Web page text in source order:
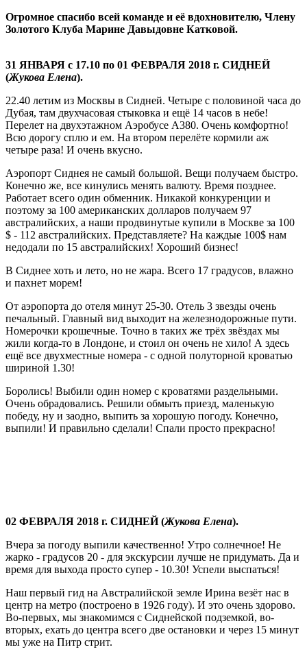
Огромное спасибо всей команде и её вдохновителю, Члену
Золотого Клуба Марине Давыдовне Катковой.
31 ЯНВАРЯ с 17.10 по 01 ФЕВРАЛЯ 2018 г. СИДНЕЙ
(Жукова Елена).
22.40 летим из Москвы в Сидней. Четыре с половиной часа до
Дубая, там двухчасовая стыковка и ещё 14 часов в небе!
Перелет на двухэтажном Аэробусе А380. Очень комфортно!
Всю дорогу сплю и ем. На втором перелёте кормили аж
четыре раза! И очень вкусно.
Аэропорт Сиднея не самый большой. Вещи получаем быстро.
Конечно же, все кинулись менять валюту. Время позднее.
Работает всего один обменник. Никакой конкуренции и
поэтому за 100 американских долларов получаем 97
австралийских, а наши продвинутые купили в Москве за 100
$ - 112 австралийских. Представляете? На каждые 100$ нам
недодали по 15 австралийских! Хороший бизнес!
В Сиднее хоть и лето, но не жара. Всего 17 градусов, влажно
и пахнет морем!
От аэропорта до отеля минут 25-30. Отель 3 звезды очень
печальный. Главный вид выходит на железнодорожные пути.
Номерочки крошечные. Точно в таких же трёх звёздах мы
жили когда-то в Лондоне, и стоил он очень не хило! А здесь
ещё все двухместные номера - с одной полуторной кроватью
шириной 1.30!
Боролись! Выбили один номер с кроватями раздельными.
Очень обрадовались. Решили обмыть приезд, маленькую
победу, ну и заодно, выпить за хорошую погоду. Конечно,
выпили! И правильно сделали! Спали просто прекрасно!
02 ФЕВРАЛЯ 2018 г. СИДНЕЙ (Жукова Елена).
Вчера за погоду выпили качественно! Утро солнечное! Не
жарко - градусов 20 - для экскурсии лучше не придумать. Да и
время для выхода просто супер - 10.30! Успели выспаться!
Наш первый гид на Австралийской земле Ирина везёт нас в
центр на метро (построено в 1926 году). И это очень здорово.
Во-первых, мы знакомимся с Сиднейской подземкой, во-
вторых, ехать до центра всего две остановки и через 15 минут
мы уже на Питр стрит.